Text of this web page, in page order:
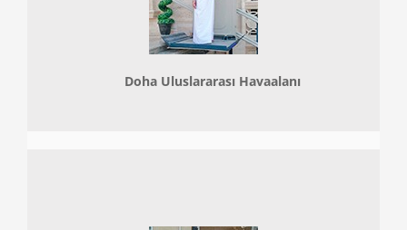
Doha Uluslararası Havaalanı